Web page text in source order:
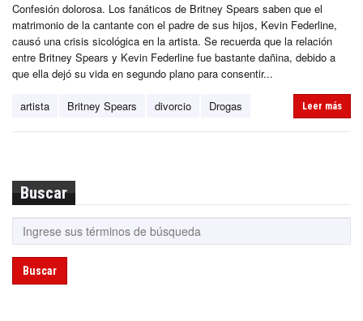
Confesión dolorosa. Los fanáticos de Britney Spears saben que el
matrimonio de la cantante con el padre de sus hijos, Kevin Federline,
causó una crisis sicológica en la artista. Se recuerda que la relación
entre Britney Spears y Kevin Federline fue bastante dañina, debido a
que ella dejó su vida en segundo plano para consentir...
artista Britney Spears divorcio Drogas Leer más
Buscar
Buscar